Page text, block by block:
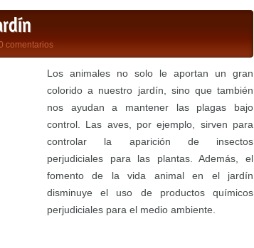
comentarios
Los animales no solo le aportan un gran
colorido a nuestro jardín, sino que también
nos ayudan a mantener las plagas bajo
control. Las aves, por ejemplo, sirven para
controlar la aparición de insectos
perjudiciales para las plantas. Además, el
fomento de la vida animal en el jardín
disminuye el uso de productos químicos
perjudiciales para el medio ambiente.